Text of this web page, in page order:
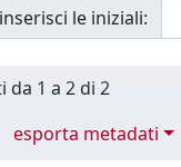
le iniziali:
1 a 2 di 2
esporta metadati